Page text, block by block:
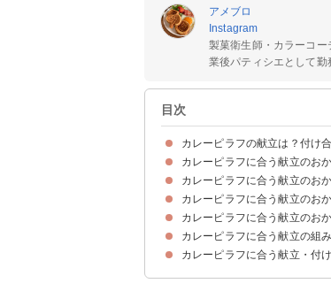
アメブロ
Instagram
製菓衛生師・カラーコ
業後パティシエとして
目次
カレーピラフの献立は？付け
カレーピラフに合う献立のお
①トマトときゅうりのサラダ
②コールスロー
③切干大根と豆のサラダ
④かぼちゃのサラダ
カレーピラフに合う献立のお
①厚揚げのチーズ乗せ
②スパニッシュオムレツ
③人参とごぼうのきんぴら
④小松菜とツナの卵炒め
カレーピラフに合う献立のお
①ハンバーグ
②ローストチキン
③鮭ときのこのホイル焼き
④鶏むね肉ともやしの蒸し焼き
⑤かじきまぐろのステーキ
カレーピラフに合う献立のお
①コーンスープ
②野菜スープ
③玉ねぎスープ
④ミネストローネ
カレーピラフに合う献立の組
献立メニュー例①
献立メニュー例②
献立メニュー例③
カレーピラフに合う献立・付